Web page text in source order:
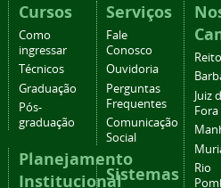
Cursos
Como
ingressar
Técnicos
Graduação
Pós-
graduação
Planejamento
Institucional
Serviços
Fale
Conosco
Ouvidoria
Perguntas
Frequentes
Comunicação
Social
Sistemas
Juiz
Fora
Rio